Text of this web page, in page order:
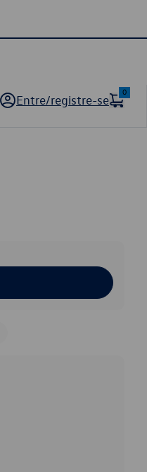
Entre/registre-se
0